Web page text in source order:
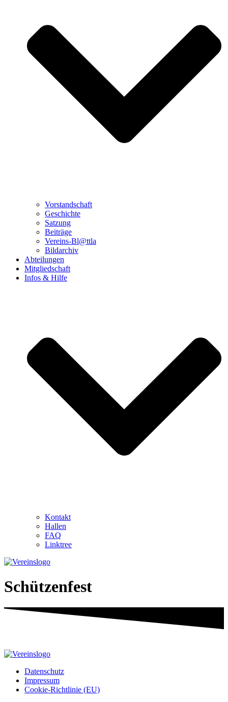
Vorstandschaft
Geschichte
Satzung
Beiträge
Vereins-Bl@ttla
Bildarchiv
Abteilungen
Mitgliedschaft
Infos & Hilfe
Kontakt
Hallen
FAQ
Linktree
Schützenfest
Datenschutz
Impressum
Cookie-Richtlinie (EU)